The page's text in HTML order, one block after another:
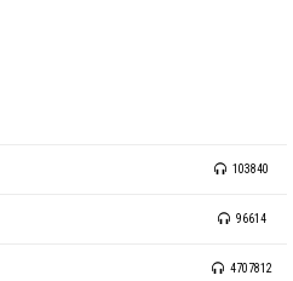
103840
96614
4707812